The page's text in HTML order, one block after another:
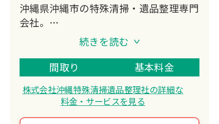
沖縄県沖縄市の特殊清掃・遺品整理専門
会社。
事件現場特殊清掃士（沖縄市第1号認定
者）が孤独死や自殺現場の清掃から遺品
整理、リフォームまで一貫対応。
テレビ取材多数で信頼性が高く、故人様
と遺族様に寄り添う丁寧な作業を提供し
ています。
続きを読む
間取り
基本料金
株式会社沖縄特殊清掃遺品整理社の詳細な
料金・サービスを見る